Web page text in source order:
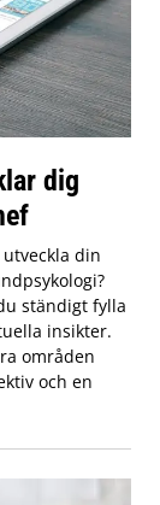
dig
din
ständigt fylla
insikter.
områden
och en